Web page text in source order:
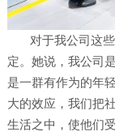
对于我公司这
定。她说，我公司
是一群有作为的年
大的效应，我们把
生活之中，使他们